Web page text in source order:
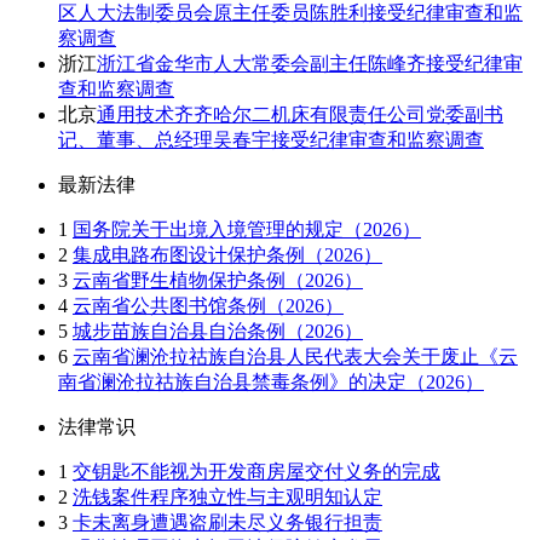
区人大法制委员会原主任委员陈胜利接受纪律审查和监
察调查
浙江浙江省金华市人大常委会副主任陈峰齐接受纪律审
查和监察调查
北京通用技术齐齐哈尔二机床有限责任公司党委副书
记、董事、总经理吴春宇接受纪律审查和监察调查
最新法律
1 国务院关于出境入境管理的规定（2026）
2 集成电路布图设计保护条例（2026）
3 云南省野生植物保护条例（2026）
4 云南省公共图书馆条例（2026）
5 城步苗族自治县自治条例（2026）
6 云南省澜沧拉祜族自治县人民代表大会关于废止《云
南省澜沧拉祜族自治县禁毒条例》的决定（2026）
法律常识
1 交钥匙不能视为开发商房屋交付义务的完成
2 洗钱案件程序独立性与主观明知认定
3 卡未离身遭遇盗刷未尽义务银行担责